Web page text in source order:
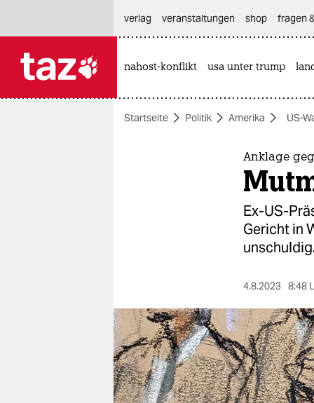
themen
berlin
nord
wahrheit
verlag
veranstaltungen shop fragen
nahost-konflikt usa unter trump
Startseite Politik Amerika US-
Anklage
Ex-US-
Gericht in
unschuldig.
4.8.2023 8:48